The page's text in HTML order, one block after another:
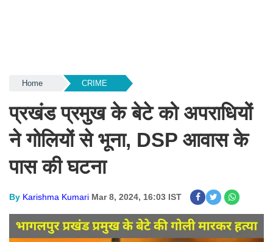
Home CRIME
प्रखंड प्रमुख के बेटे को अपराधियों
ने गोलियों से भूना, DSP आवास के
पास की घटना
By Karishma Kumari Mar 8, 2024, 16:03 IST